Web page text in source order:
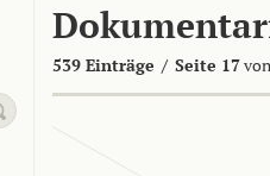
539 Einträge / Seite 17